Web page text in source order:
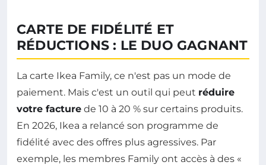
CARTE DE FIDÉLITÉ ET
RÉDUCTIONS : LE DUO GAGNANT
La carte Ikea Family, ce n'est pas un mode de
paiement. Mais c'est un outil qui peut réduire
votre facture de 10 à 20 % sur certains produits.
En 2026, Ikea a relancé son programme de
fidélité avec des offres plus agressives. Par
exemple, les membres Family ont accès à des «